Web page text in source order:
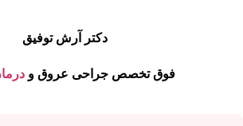
دکتر آرش توفیق
فوق تخصص جراحی عروق و